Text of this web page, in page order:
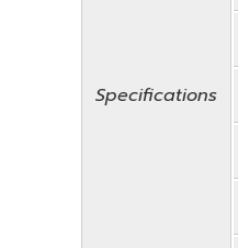
Specifications